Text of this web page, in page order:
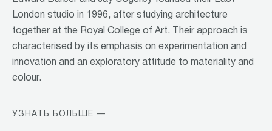
London studio in 1996, after studying architecture
together at the Royal College of Art. Their approach is
characterised by its emphasis on experimentation and
innovation and an exploratory attitude to materiality and
colour.
УЗНАТЬ БОЛЬШЕ —